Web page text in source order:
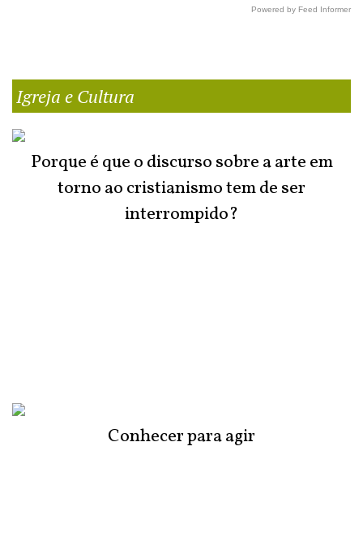
Powered by Feed Informer
Igreja e Cultura
Porque é que o discurso sobre a arte em
torno ao cristianismo tem de ser
interrompido?
Conhecer para agir